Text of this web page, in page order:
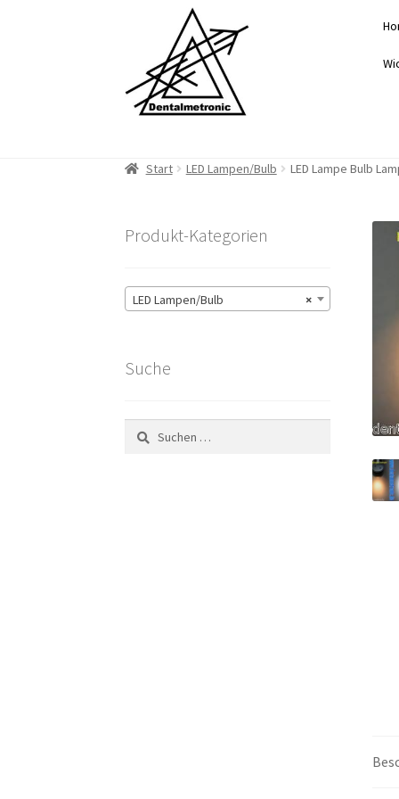
Navigation
springen
springen
Start LED Lampen/Bulb LED Lampe Bulb
Produkt-Kategorien
×
LED Lampen/Bulb
Suche
Suchen
nach: